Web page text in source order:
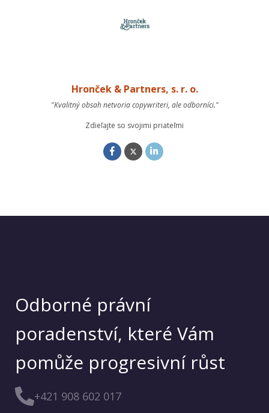
Hronček & Partners, s. r. o.
"Kvalitný obsah netvoria copywriteri, ale odborníci."
Zdieľajte so svojimi priateľmi
Odborné právní
poradenství, které Vám
pomůže progresivní růst
+421 908 602 017